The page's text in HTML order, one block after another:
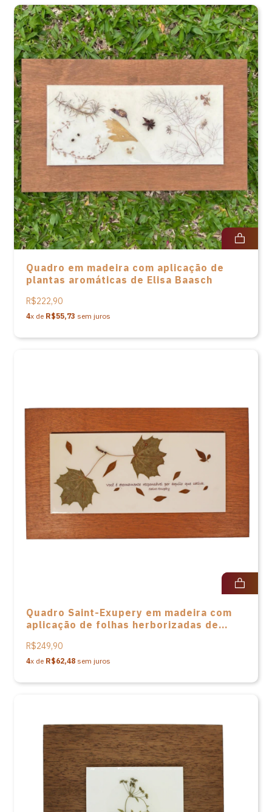
Quadro em madeira com aplicação de
plantas aromáticas de Elisa Baasch
R$222,90
4x de R$55,73 sem juros
Quadro Saint-Exupery em madeira com
aplicação de folhas herborizadas de
R$249,90
4x de R$62,48 sem juros